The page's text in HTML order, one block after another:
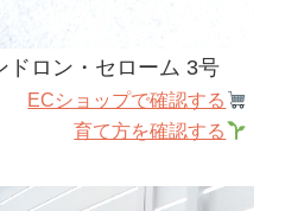
ドロン・セローム 3号
ECショップで確認する
育て方を確認する